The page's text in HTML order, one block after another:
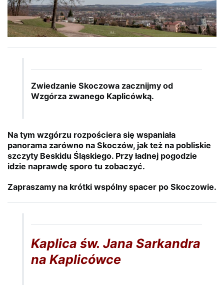
Zwiedzanie Skoczowa zacznijmy od
Wzgórza zwanego Kaplicówką.
Na tym wzgórzu rozpościera się wspaniała
panorama zarówno na Skoczów, jak też na pobliskie
szczyty Beskidu Śląskiego. Przy ładnej pogodzie
idzie naprawdę sporo tu zobaczyć.
Zapraszamy na krótki wspólny spacer po Skoczowie.
Kaplica św. Jana Sarkandra
na Kaplicówce